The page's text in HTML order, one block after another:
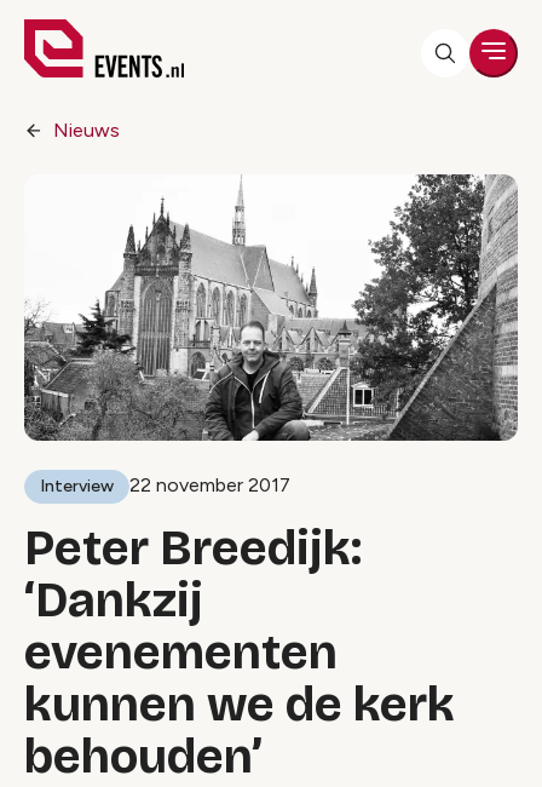
Nieuws
Interview 22 november 2017
Peter Breedijk:
‘Dankzij
evenementen
kunnen we de kerk
behouden’